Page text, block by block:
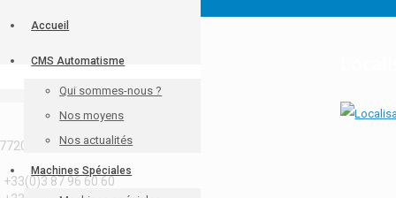
Accueil
CMS Automatisme
Qui sommes-nous ?
Nos moyens
Nos actualités
Machines Spéciales
Automatisme
SCHWEYEN
+33(0)3 87 96 60 60